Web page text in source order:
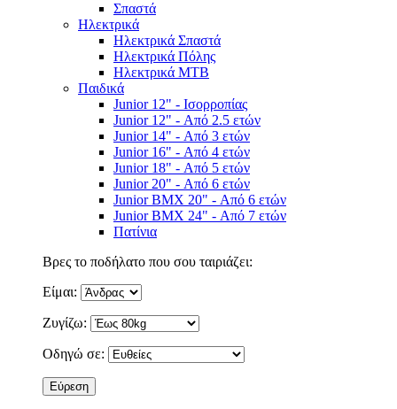
Σπαστά
Ηλεκτρικά
Ηλεκτρικά Σπαστά
Ηλεκτρικά Πόλης
Ηλεκτρικά MTB
Παιδικά
Junior 12" - Ισορροπίας
Junior 12" - Από 2.5 ετών
Junior 14" - Από 3 ετών
Junior 16" - Από 4 ετών
Junior 18" - Από 5 ετών
Junior 20" - Από 6 ετών
Junior BMX 20" - Από 6 ετών
Junior BMX 24" - Από 7 ετών
Πατίνια
Βρες το ποδήλατο που σου ταιριάζει:
Είμαι:
Ζυγίζω:
Οδηγώ σε: